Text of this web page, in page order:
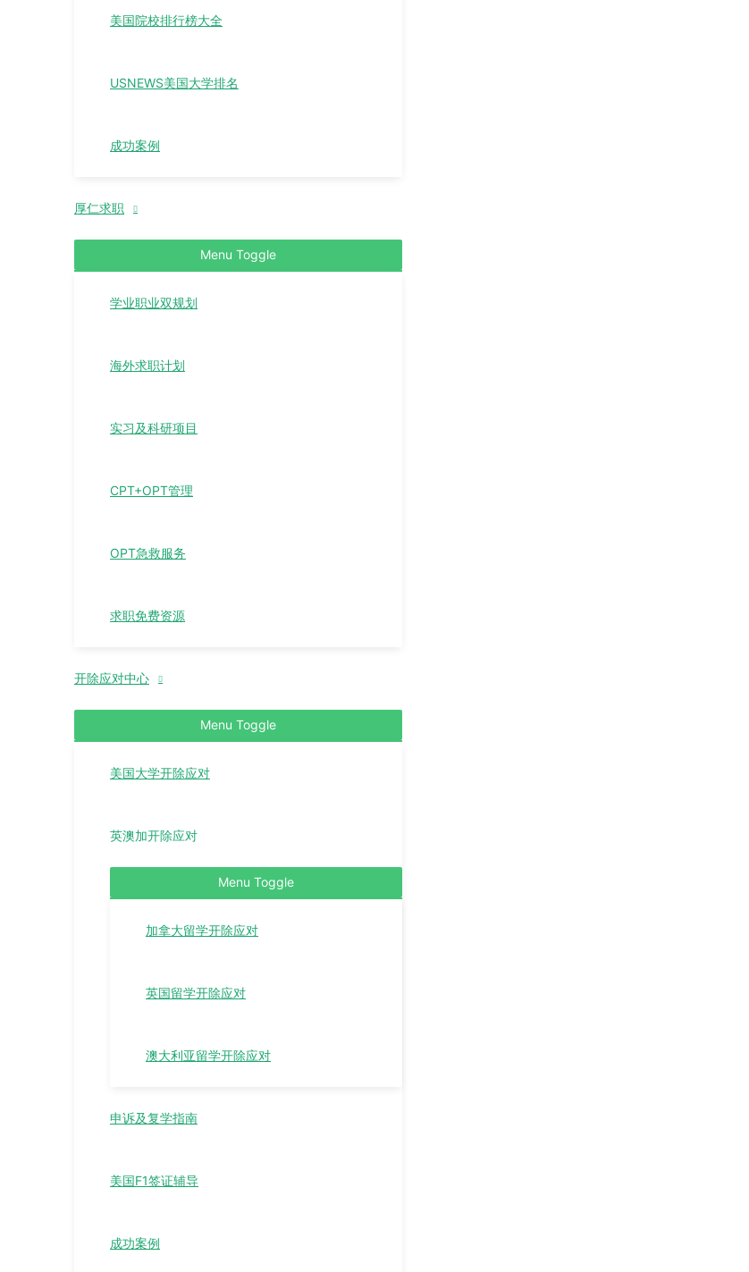
美国院校排行榜大全
USNEWS美国大学排名
成功案例
厚仁求职
Menu Toggle
学业职业双规划
海外求职计划
实习及科研项目
CPT+OPT管理
OPT急救服务
求职免费资源
开除应对中心
Menu Toggle
美国大学开除应对
英澳加开除应对
Menu Toggle
加拿大留学开除应对
英国留学开除应对
澳大利亚留学开除应对
申诉及复学指南
美国F1签证辅导
成功案例